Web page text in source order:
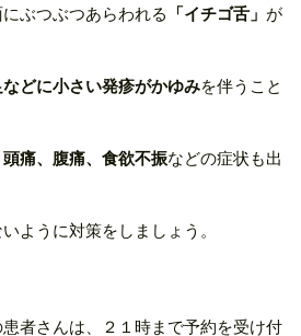
ぶつぶつあらわれる 「イチゴ舌」 が
どに小さい発疹がかゆみを伴うこと
痛、腹痛、食欲不振などの症状も出
ように対策をしましょう。
者さんは、２１時まで予約を受け付